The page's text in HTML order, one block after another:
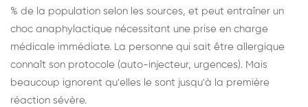
% de la population selon les sources, et peut entraîner un
choc anaphylactique nécessitant une prise en charge
médicale immédiate. La personne qui sait être allergique
connaît son protocole (auto-injecteur, urgences). Mais
beaucoup ignorent qu'elles le sont jusqu'à la première
réaction sévère.